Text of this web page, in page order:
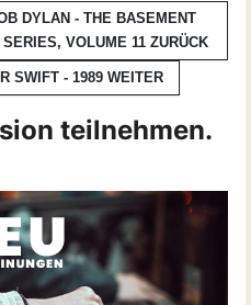
DYLAN - THE BASEMENT
VOLUME 11 ZURÜCK
SWIFT - 1989 WEITER
teilnehmen.